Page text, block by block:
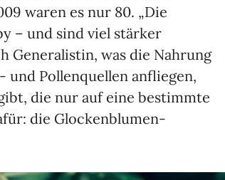
waren es nur 80. „Die
– und sind viel stärker
Generalistin, was die Nahrung
Pollenquellen anfliegen,
die nur auf eine bestimmte
die Glockenblumen-